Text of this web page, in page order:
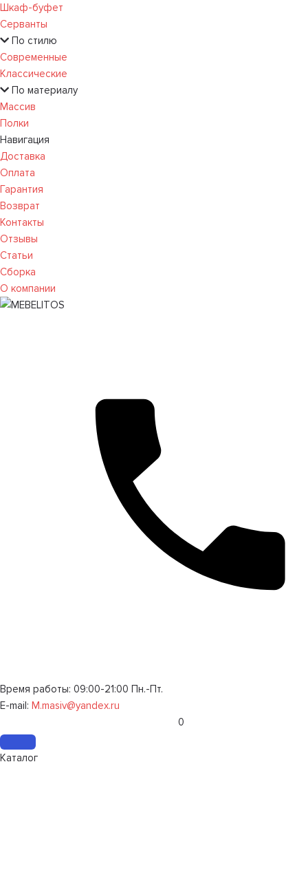
Шкаф-буфет
Серванты
По стилю
Современные
Классические
По материалу
Массив
Полки
Навигация
Доставка
Оплата
Гарантия
Возврат
Контакты
Отзывы
Статьи
Сборка
О компании
Время работы: 09:00-21:00 Пн.-Пт.
E-mail: M.masiv@yandex.ru
0
Каталог